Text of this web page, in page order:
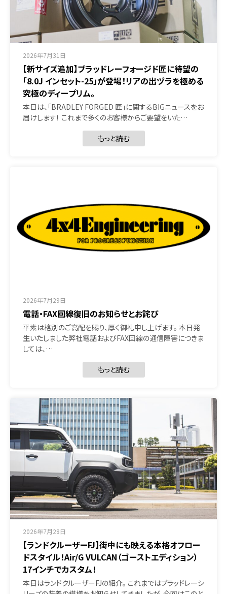
2026年7月31日
【新サイズ追加】ブラッドレーフォージド匠に待望の
「8.0J インセット-25」が登場！リアの出ヅラを極める
究極のディープリム。
本日は、「BRADLEY FORGED 匠」に関するBIGニュースをお
届けします！ これまで多くのお客様からご要望をいた…
もっと読む
2026年7月29日
電話・FAX回線復旧のお知らせとお詫び
平素は格別のご高配を賜り、厚く御礼申し上げます。 本日発
生いたしました弊社電話およびFAX回線の通信障害につきま
しては、…
もっと読む
2026年7月28日
【ランドクルーザーFJ】街中にも映える本格オフロー
ドスタイル！Air/G VULCAN（ゴーストエディション）
17インチでカスタム！
本日はランドクルーザーFJの紹介。 これまではブラッドレーシ